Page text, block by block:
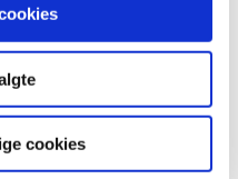
cookies
november 2019
bevilling til at drive…